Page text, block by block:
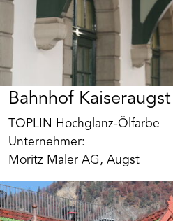
Bahnhof Kaiseraugst
TOPLIN Hochglanz-Ölfarbe
Unternehmer:
Moritz Maler AG, Augst